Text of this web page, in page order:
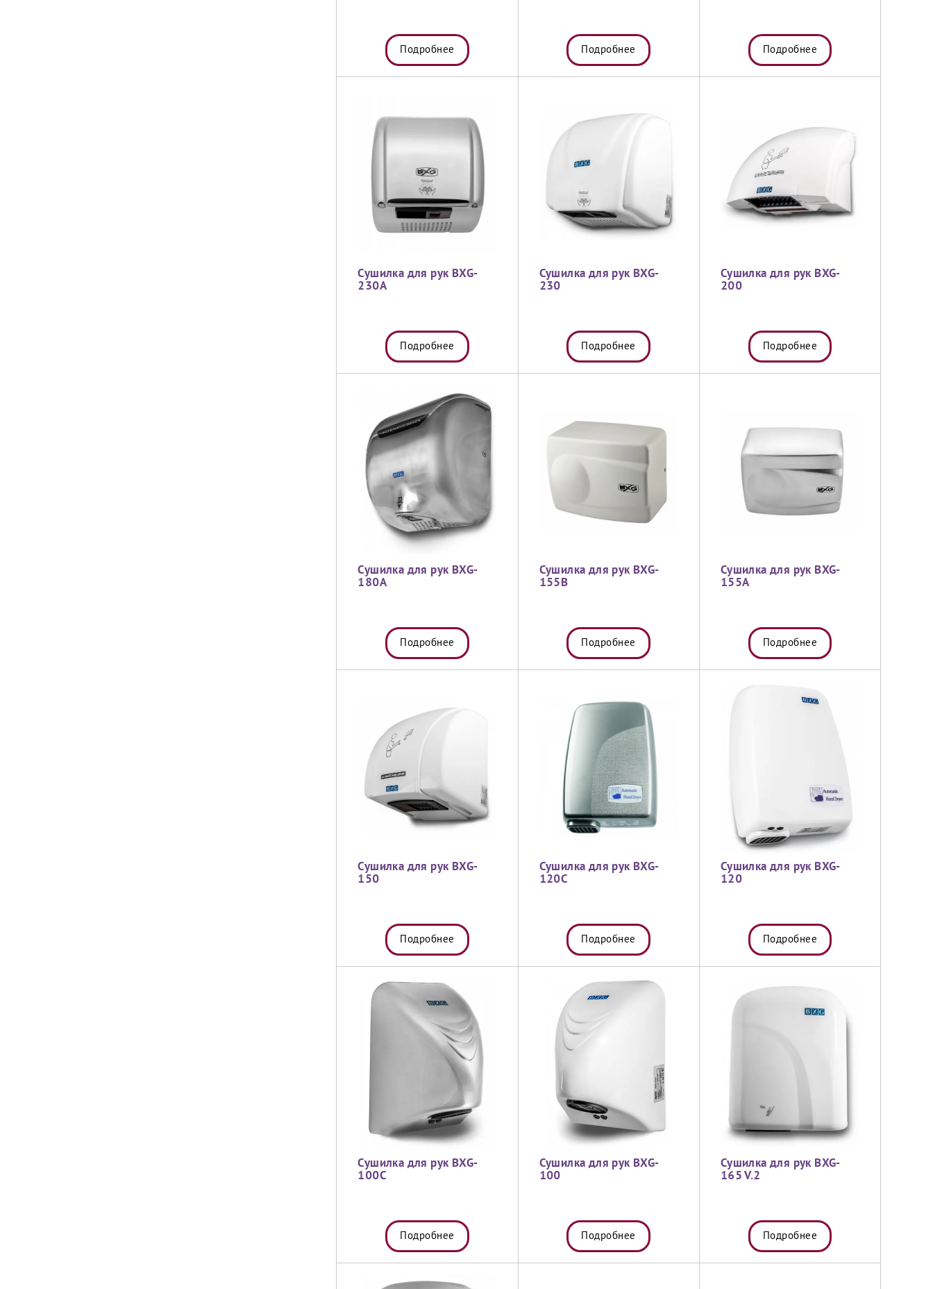
Подробнее Подробнее Подробнее
Сушилка для рук BXG-
230A
Подробнее
Сушилка для рук BXG-
230
Подробнее
Сушилка для рук BXG-
200
Подробнее
Сушилка для рук BXG-
180A
Подробнее
Сушилка для рук BXG-
155B
Подробнее
Сушилка для рук BXG-
155A
Подробнее
Сушилка для рук BXG-
150
Подробнее
Сушилка для рук BXG-
120C
Подробнее
Сушилка для рук BXG-
120
Подробнее
Сушилка для рук BXG-
100C
Подробнее
Сушилка для рук BXG-
100
Подробнее
Сушилка для рук BXG-
165 V.2
Подробнее